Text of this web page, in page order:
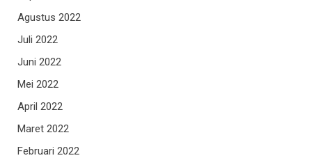
Agustus 2022
Juli 2022
Juni 2022
Mei 2022
April 2022
Maret 2022
Februari 2022